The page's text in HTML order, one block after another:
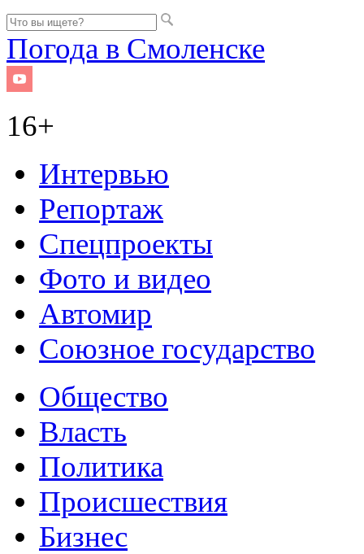
Погода в Смоленске
16+
Интервью
Репортаж
Спецпроекты
Фото и видео
Автомир
Союзное государство
Общество
Власть
Политика
Происшествия
Бизнес